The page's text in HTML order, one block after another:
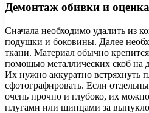
Демонтаж обивки и
Сначала необходимо удалить из
подушки и боковины. Далее
ткани. Материал обычно
помощью металлических скоб на
Их нужно аккуратно встряхнуть
сфотографировать. Если
очень прочно и глубоко, их можно
плугами или щипцами за